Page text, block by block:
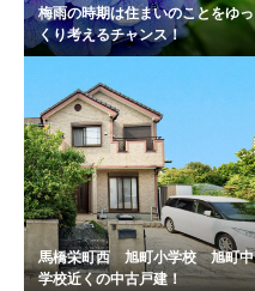
梅雨の時期は住まいのことをゆっ
くり考えるチャンス！
馬橋栄町西 旭町小学校 旭町中
学校近くの中古戸建！